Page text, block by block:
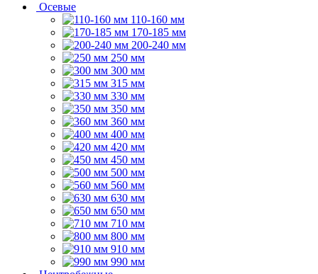
Осевые
110-160 мм
170-185 мм
200-240 мм
250 мм
300 мм
315 мм
330 мм
350 мм
360 мм
400 мм
420 мм
450 мм
500 мм
560 мм
630 мм
650 мм
710 мм
800 мм
910 мм
990 мм